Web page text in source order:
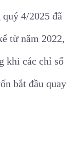
4/2025 đã
từ năm 2022,
khi các chỉ số
bắt đầu quay